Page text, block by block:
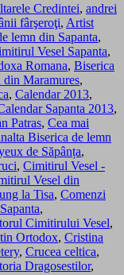
Credintei, andrei
fârşeroţi, Artist
lemn din Sapanta,
Vesel Sapanta,
Romana, Biserica
Maramures,
, Calendar 2013,
Sapanta 2013,
Patras, Cea mai
Biserica de lemn
de Săpânța,
, Cimitirul Vesel -
Vesel din
la Tisa, Comenzi
,
Cimitirului Vesel,
Ortodox, Cristina
, Crucea celtica,
Dragosestilor,